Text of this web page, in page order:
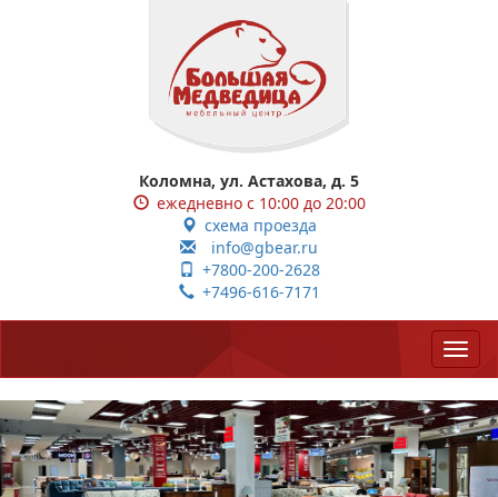
Коломна, ул. Астахова, д. 5
ежедневно с 10:00 до 20:00
схема проезда
info@gbear.ru
+7800-200-2628
+7496-616-7171